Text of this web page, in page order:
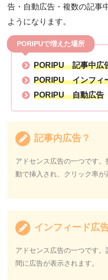
告・自動広告・複数の記事
ようになります。
PORIPUで増えた場所
PORIPU 記事中広
PORIPU インフィ
PORIPU 自動広告
記事内広告？
アドセンス広告の一つです
動で挿入され、クリック率が
インフィード広
アドセンス広告の一つです
間に広告が表示されます。